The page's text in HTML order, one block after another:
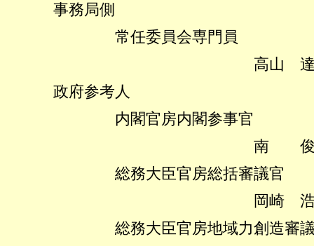
事務局側
常任委員会専門員
高山 達郎
政府参考人
内閣官房内閣参事官
南 俊行
総務大臣官房総括審議官
岡崎 浩巳
総務大臣官房地域力創造審議